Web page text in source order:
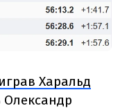
Харальд
Олександр